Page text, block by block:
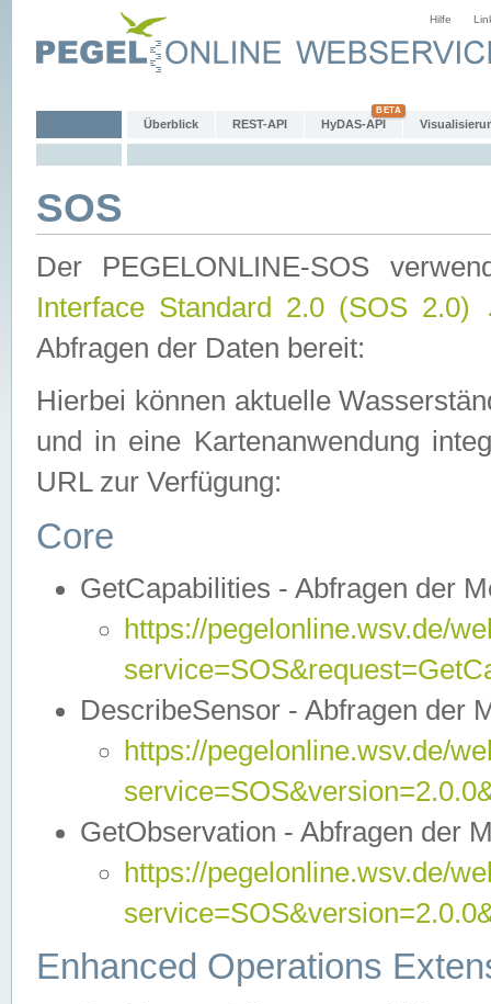
Hilfe
Überblick REST-API HyDAS-API
SOS
Der PEGELONLINE-SOS
Interface Standard 2.0 (SOS 2.0)
Abfragen der Daten bereit:
Hierbei können aktuelle
und in eine Kartenanwendung
URL zur Verfügung:
Core
GetCapabilities - Abfragen der
https://pegelonline.wsv.de/
DescribeSensor - Abfragen der
https://pegelonline.wsv.de/
GetObservation - Abfragen der
https://pegelonline.wsv.de/
Enhanced Operations